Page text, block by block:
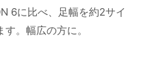
6に比べ、足幅を約2サイ
。幅広の方に。